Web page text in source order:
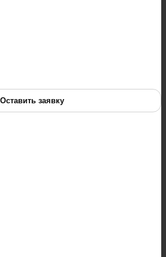
Оставить заявку